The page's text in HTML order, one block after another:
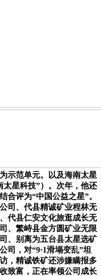
示范单元。以及海南太星
星科技”）。次年，他还
合评为“中国公益之星”。
司、代县精诚矿业程林无
代县仁安文化旅逛成长无
、繁峙县金方圆矿业无限
、别离为五台县太星选矿
司，对“9·1滑塌变乱”坦
，精诚铁矿还涉嫌瞒报多
致富，正在率领公司成长